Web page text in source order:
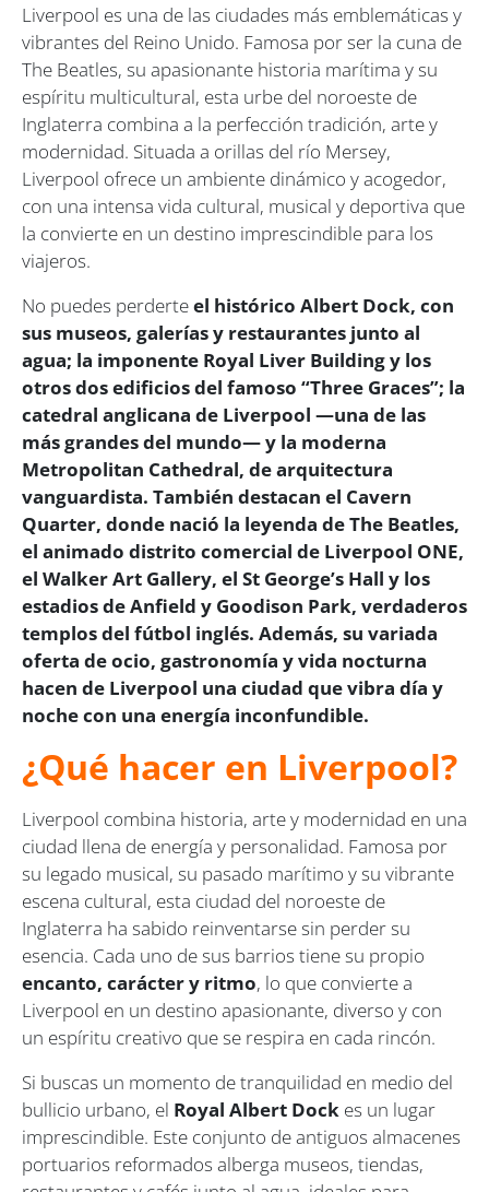
Liverpool es una de las ciudades más emblemáticas y
vibrantes del Reino Unido. Famosa por ser la cuna de
The Beatles, su apasionante historia marítima y su
espíritu multicultural, esta urbe del noroeste de
Inglaterra combina a la perfección tradición, arte y
modernidad. Situada a orillas del río Mersey,
Liverpool ofrece un ambiente dinámico y acogedor,
con una intensa vida cultural, musical y deportiva que
la convierte en un destino imprescindible para los
viajeros.
No puedes perderteel histórico Albert Dock, con
sus museos, galerías y restaurantes junto al
agua; la imponente Royal Liver Building y los
otros dos edificios del famoso “Three Graces”; la
catedral anglicana de Liverpool —una de las
más grandes del mundo— y la moderna
Metropolitan Cathedral, de arquitectura
vanguardista. También destacan el Cavern
Quarter, donde nació la leyenda de The Beatles,
el animado distrito comercial de Liverpool ONE,
el Walker Art Gallery, el St George’s Hall y los
estadios de Anfield y Goodison Park, verdaderos
templos del fútbol inglés. Además, su variada
oferta de ocio, gastronomía y vida nocturna
hacen de Liverpool una ciudad que vibra día y
noche con una energía inconfundible.
¿Qué hacer en Liverpool?
Liverpool combina historia, arte y modernidad en una
ciudad llena de energía y personalidad. Famosa por
su legado musical, su pasado marítimo y su vibrante
escena cultural, esta ciudad del noroeste de
Inglaterra ha sabido reinventarse sin perder su
esencia. Cada uno de sus barrios tiene su propio
encanto, carácter y ritmo, lo que convierte a
Liverpool en un destino apasionante, diverso y con
un espíritu creativo que se respira en cada rincón.
Si buscas un momento de tranquilidad en medio del
bullicio urbano, el Royal Albert Dock es un lugar
imprescindible. Este conjunto de antiguos almacenes
portuarios reformados alberga museos, tiendas,